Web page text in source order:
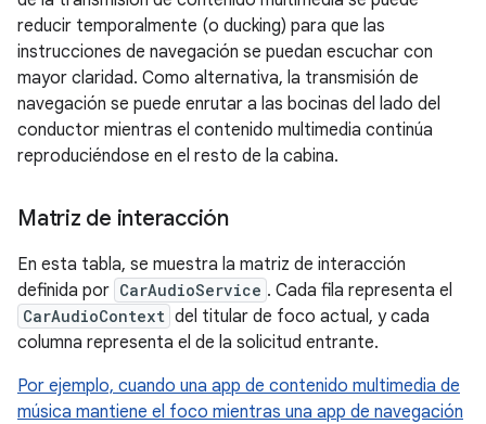
reducir temporalmente (o ducking) para que las
instrucciones de navegación se puedan escuchar con
mayor claridad. Como alternativa, la transmisión de
navegación se puede enrutar a las bocinas del lado del
conductor mientras el contenido multimedia continúa
reproduciéndose en el resto de la cabina.
Matriz de interacción
En esta tabla, se muestra la matriz de interacción
definida por CarAudioService . Cada fila representa el
CarAudioContext del titular de foco actual, y cada
columna representa el de la solicitud entrante.
Por ejemplo, cuando una app de contenido multimedia de
música mantiene el foco mientras una app de navegación